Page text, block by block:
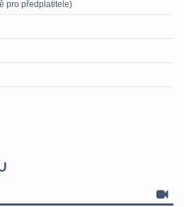
pro předplatitele)